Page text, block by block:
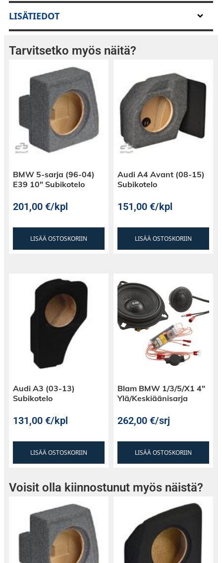
LISÄTIEDOT
Tarvitsetko myös näitä?
BMW 5-sarja (96-04)
E39 10″ Subikotelo
201,00€/kpl
LISÄÄ OSTOSKORIIN
Audi A4 Avant (08-15)
Subikotelo
151,00€/kpl
LISÄÄ OSTOSKORIIN
Audi A3 (03-13)
Subikotelo
131,00€/kpl
LISÄÄ OSTOSKORIIN
Blam BMW 1/3/5/X1 4″
Ylä/Keskiäänisarja
262,00€/srj
LISÄÄ OSTOSKORIIN
Voisit olla kiinnostunut myös näistä?